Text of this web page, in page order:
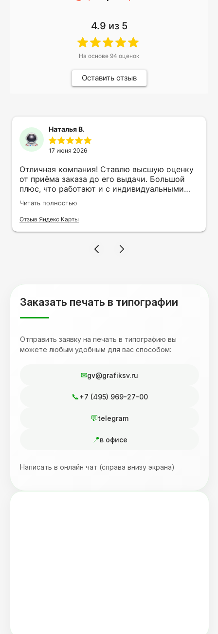
4.9 из 5
На основе 94 оценок
Оставить отзыв
Наталья В.
17 июня 2026
Отличная компания! Ставлю высшую оценку
от приёма заказа до его выдачи. Большой
плюс, что работают и с индивидуальными
заказами. Нелбходимо было нанести принт
на кружку в подарок. Заказ был исполнен
оперативно и ооочень красиво, даже не
терпеливость, отвечала на все мои вопросы.
Читать полностью
Отзыв Яндекс Карты
Заказать печать в типографии
Отправить заявку на печать в типографию вы
можете любым удобным для вас способом:
gv@grafiksv.ru
+7 (495) 969-27-00
telegram
в офисе
Написать в онлайн чат (справа внизу экрана)